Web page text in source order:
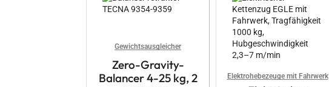
Gewichtsausgleicher
Zero-Gravity-
Balancer 4-25 kg, 2
Elektrohebezeuge mit Fahrwerk